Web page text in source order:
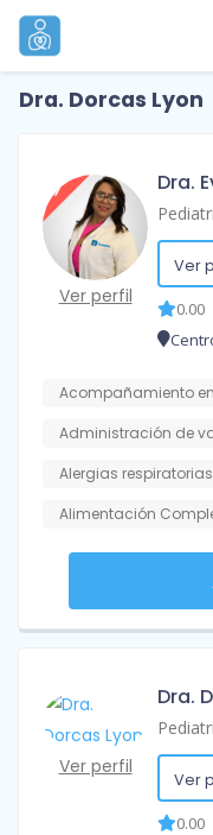
Dra. Dorcas Lyon
Ver perfil
Dra.
Ver
0.00
Acompañamiento
Administración de
Alergias respiratorias
Alimentación
Ver perfil
Dra.
Ver
0.00